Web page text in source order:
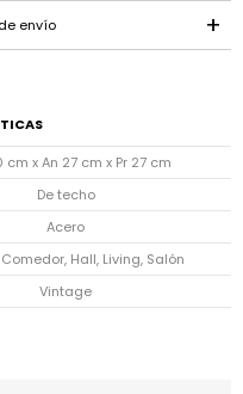
envío
cm x An 27 cm x Pr 27 cm
De techo
Acero
Hall, Living, Salón
Vintage